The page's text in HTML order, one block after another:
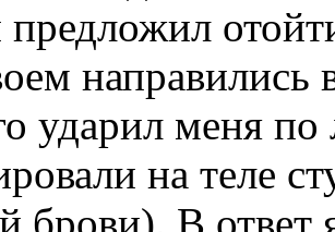
направились
ударил меня
на теле